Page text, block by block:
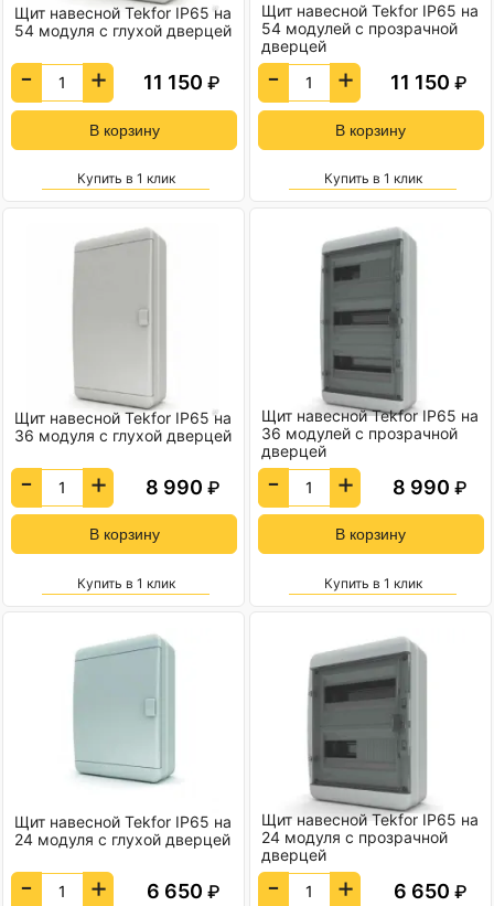
Щит навесной Tekfor IP65 на
54 модуля с глухой дверцей
- + 11 150 ₽
Купить в 1 клик
Щит навесной Tekfor IP65 на
54 модулей с прозрачной
дверцей
- + 11 150 ₽
Купить в 1 клик
Щит навесной Tekfor IP65 на
36 модуля с глухой дверцей
- + 8 990 ₽
Купить в 1 клик
Щит навесной Tekfor IP65 на
36 модулей с прозрачной
дверцей
- + 8 990 ₽
Купить в 1 клик
Щит навесной Tekfor IP65 на
24 модуля с глухой дверцей
- + 6 650 ₽
Щит навесной Tekfor IP65 на
24 модуля с прозрачной
дверцей
- + 6 650 ₽